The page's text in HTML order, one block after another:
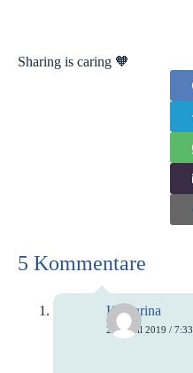
Sharing is caring 🧡
5 Kommentare
Katharina
29. April 2019 / 7:33